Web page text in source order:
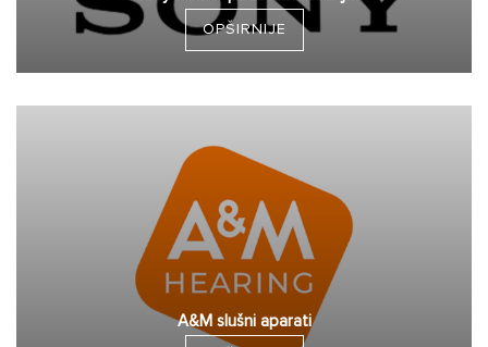
OPŠIRNIJE
A&M slušni aparati